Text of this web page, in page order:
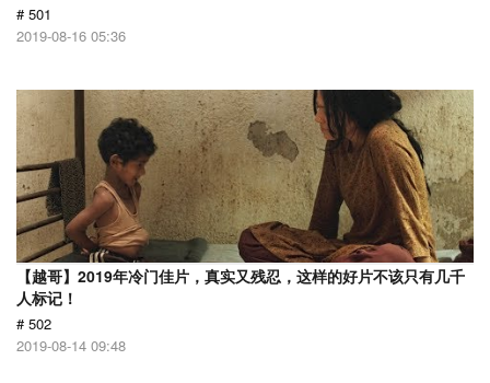
# 501
2019-08-16 05:36
【越哥】2019年冷门佳片，真实又残忍，这样的好片不该只有几千
人标记！
# 502
2019-08-14 09:48